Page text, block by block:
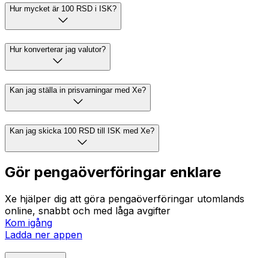
Hur mycket är 100 RSD i ISK?
Hur konverterar jag valutor?
Kan jag ställa in prisvarningar med Xe?
Kan jag skicka 100 RSD till ISK med Xe?
Gör pengaöverföringar enklare
Xe hjälper dig att göra pengaöverföringar utomlands
online, snabbt och med låga avgifter
Kom igång
Ladda ner appen